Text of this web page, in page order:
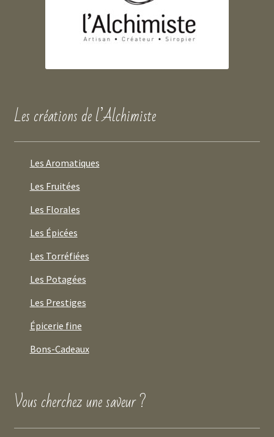
Les créations de l’Alchimiste
Les Aromatiques
Les Fruitées
Les Florales
Les Épicées
Les Torréfiées
Les Potagées
Les Prestiges
Épicerie fine
Bons-Cadeaux
Vous cherchez une saveur ?